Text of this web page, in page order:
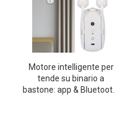
Motore intelligente per
tende su binario a
bastone: app & Bluetooth,